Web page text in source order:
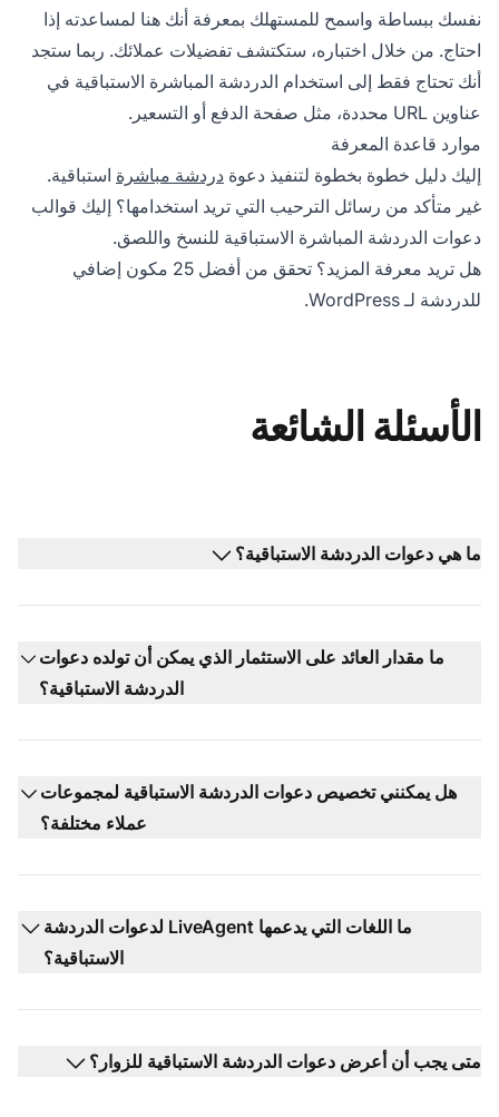
نفسك ببساطة واسمح للمستهلك بمعرفة أنك هنا لمساعدته إذا
احتاج. من خلال اختباره، ستكتشف تفضيلات عملائك. ربما ستجد
أنك تحتاج فقط إلى استخدام الدردشة المباشرة الاستباقية في
عناوين URL محددة، مثل صفحة الدفع أو التسعير.
موارد قاعدة المعرفة
إليك دليل خطوة بخطوة لتنفيذ دعوة دردشة مباشرة استباقية.
غير متأكد من رسائل الترحيب التي تريد استخدامها؟ إليك قوالب
دعوات الدردشة المباشرة الاستباقية للنسخ واللصق.
هل تريد معرفة المزيد؟ تحقق من أفضل 25 مكون إضافي
للدردشة لـ WordPress.
الأسئلة الشائعة
ما هي دعوات الدردشة الاستباقية؟
ما مقدار العائد على الاستثمار الذي يمكن أن تولده دعوات
الدردشة الاستباقية؟
هل يمكنني تخصيص دعوات الدردشة الاستباقية لمجموعات
عملاء مختلفة؟
ما اللغات التي يدعمها LiveAgent لدعوات الدردشة
الاستباقية؟
متى يجب أن أعرض دعوات الدردشة الاستباقية للزوار؟